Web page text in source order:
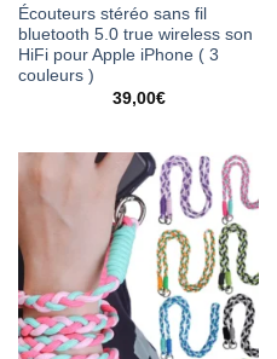
Écouteurs stéréo sans fil
bluetooth 5.0 true wireless son
HiFi pour Apple iPhone ( 3
couleurs )
39,00€